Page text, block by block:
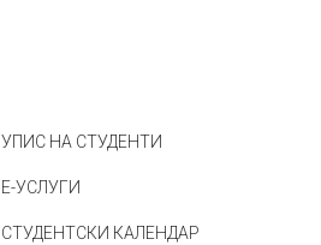
УПИС НА СТУДЕНТИ
Е-УСЛУГИ
СТУДЕНТСКИ КАЛЕНДАР